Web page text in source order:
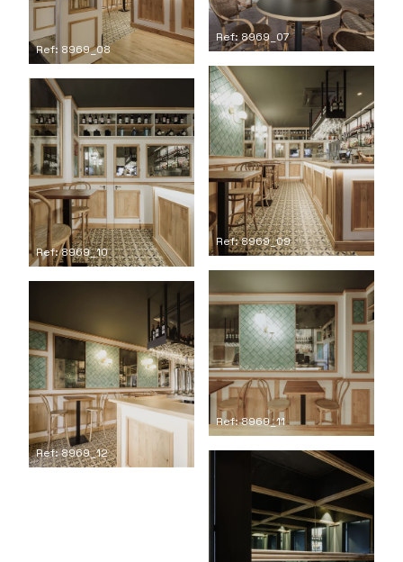
Ref: 8969_07
Ref: 8969_08
Ref: 8969_09
Ref: 8969_10
Ref: 8969_11
Ref: 8969_12